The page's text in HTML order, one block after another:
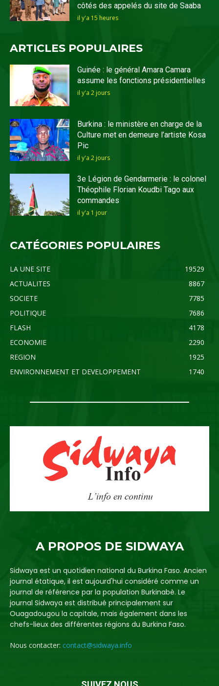
côtés des appelés du site de Saaba
il y'a 15 heures
ARTICLES POPULAIRES
Guinée : le général Amara Camara
assume les fonctions présidentielles
il y'a 2 jours
Burkina : le ministère en charge de la
Culture met en demeure l’artiste Kosa
Pic
il y'a 2 jours
3e Légion de Gendarmerie : le colonel
Théophile Florian Koudbi Tago aux
commandes
il y'a 1 jour
CATÉGORIES POPULAIRES
LA UNE SITE
19529
ACTUALITES
8867
SOCIETE
7785
POLITIQUE
7686
FLASH
4178
ECONOMIE
2290
REGION
1925
ENVIRONNEMENT ET DEVELOPPEMENT
1740
A PROPOS DE SIDWAYA
Sidwaya est un quotidien national du Burkina Faso. Ancien
journal étatique, il est aujourd'hui considéré comme un
journal de référence par la population Burkinabè. Le
journal Sidwaya est distribué principalement sur
Ouagadougou la capitale, mais également dans les
chefs-lieux des différentes régions du Burkina Faso.
Nous contacter: contact@sidwaya.info